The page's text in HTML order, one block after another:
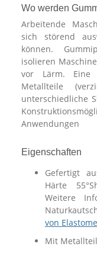
Wo werden
Arbeitende
sich störend
können.
isolieren
vor Lärm. Eine
Metallteile
unterschiedliche
Anwendungen
Eigenschaften
Gefertigt
Härte
Weitere
von
Mit